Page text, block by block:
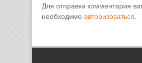
Для отправки комментария
необходимо авторизоваться.